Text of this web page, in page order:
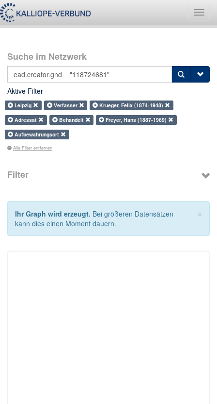
Suche im Netzwerk
Aktive Filter
Leipzig Verfasser
Krueger, Felix (1874-1948)
Adressat
Behandelt
Freyer, Hans (1887-1969)
Aufbewahrungsort
Alle Filter entfernen
Filter
×
Ihr Graph wird erzeugt. Bei größeren Datensätzen
kann dies einen Moment dauern.